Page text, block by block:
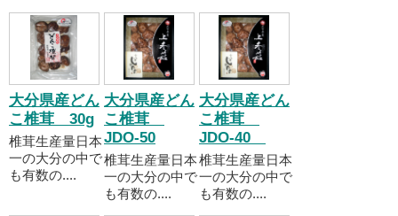
大分県産どん
こ椎茸 30g
椎茸生産量日本
一の大分の中で
も有数の....
大分県産どん
こ椎茸
JDO-50
椎茸生産量日本
一の大分の中で
も有数の....
大分県産どん
こ椎茸
JDO-40
椎茸生産量日本
一の大分の中で
も有数の....